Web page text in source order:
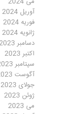
آوریل 2024
فوریه 2024
ژانویه 2024
دسامبر 2023
اکتبر 2023
سپتامبر 2023
آگوست 2023
جولای 2023
ژوئن 2023
می 2023